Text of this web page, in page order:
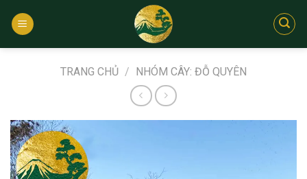
qua
TRANG CHỦ / NHÓM CÂY: ĐỖ QUYÊN